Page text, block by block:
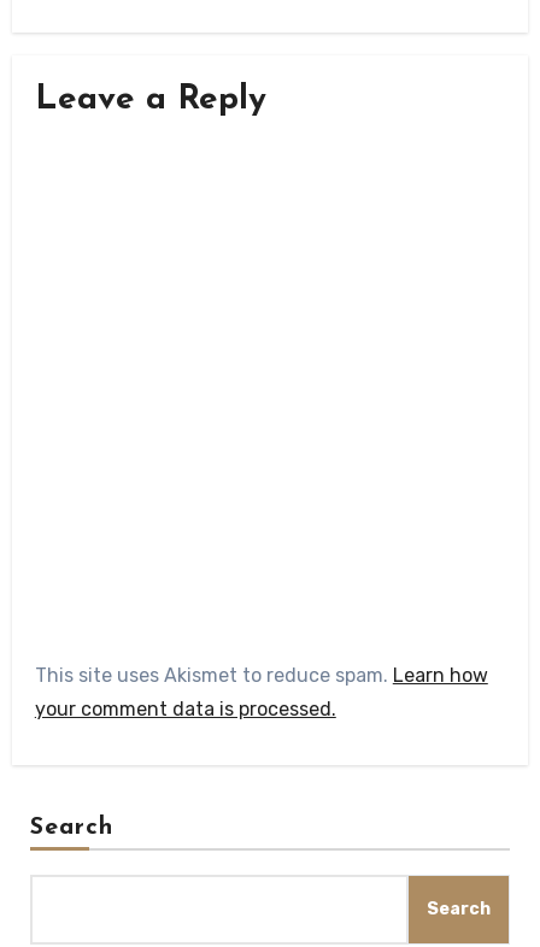
Leave a Reply
This site uses Akismet to reduce spam. Learn how
your comment data is processed.
Search
Search